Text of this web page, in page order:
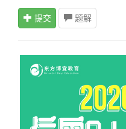
提交 题解